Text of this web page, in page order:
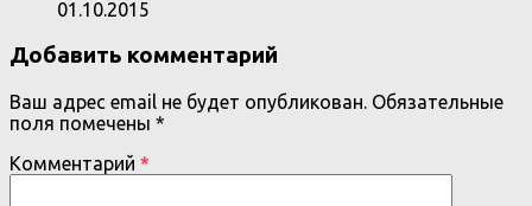
01.10.2015
Добавить комментарий
Ваш адрес email не будет опубликован. Обязательные
поля помечены *
Комментарий *